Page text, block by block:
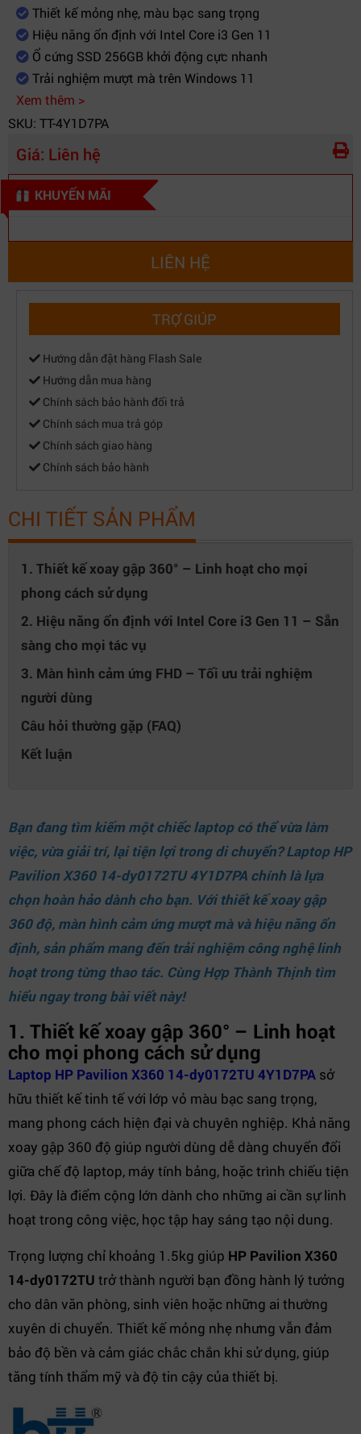
Thiết kế mỏng nhẹ, màu bạc sang trọng
Hiệu năng ổn định với Intel Core i3 Gen 11
Ổ cứng SSD 256GB khởi động cực nhanh
Trải nghiệm mượt mà trên Windows 11
Xem thêm >
SKU: TT-4Y1D7PA
Giá: Liên hệ
KHUYẾN MÃI
LIÊN HỆ
TRỢ GIÚP
Hướng dẫn đặt hàng Flash Sale
Hướng dẫn mua hàng
Chính sách bảo hành đổi trả
Chính sách mua trả góp
Chính sách giao hàng
Chính sách bảo hành
CHI TIẾT SẢN PHẨM
1. Thiết kế xoay gập 360° – Linh hoạt cho mọi
phong cách sử dụng
2. Hiệu năng ổn định với Intel Core i3 Gen 11 – Sẵn
sàng cho mọi tác vụ
3. Màn hình cảm ứng FHD – Tối ưu trải nghiệm
người dùng
Câu hỏi thường gặp (FAQ)
Kết luận
Bạn đang tìm kiếm một chiếc laptop có thể vừa làm
việc, vừa giải trí, lại tiện lợi trong di chuyển? Laptop HP
Pavilion X360 14-dy0172TU 4Y1D7PA chính là lựa
chọn hoàn hảo dành cho bạn. Với thiết kế xoay gập
360 độ, màn hình cảm ứng mượt mà và hiệu năng ổn
định, sản phẩm mang đến trải nghiệm công nghệ linh
hoạt trong từng thao tác. CùngHợp Thành Thịnh tìm
hiểu ngay trong bài viết này!
1. Thiết kế xoay gập 360° – Linh hoạt
cho mọi phong cách sử dụng
Laptop HP Pavilion X360 14-dy0172TU 4Y1D7PA sở
hữu thiết kế tinh tế với lớp vỏ màu bạc sang trọng,
mang phong cách hiện đại và chuyên nghiệp. Khả năng
xoay gập 360 độ giúp người dùng dễ dàng chuyển đổi
giữa chế độ laptop, máy tính bảng, hoặc trình chiếu tiện
lợi. Đây là điểm cộng lớn dành cho những ai cần sự linh
hoạt trong công việc, học tập hay sáng tạo nội dung.
Trọng lượng chỉ khoảng 1.5kg giúp HP Pavilion X360
14-dy0172TU trở thành người bạn đồng hành lý tưởng
cho dân văn phòng, sinh viên hoặc những ai thường
xuyên di chuyển. Thiết kế mỏng nhẹ nhưng vẫn đảm
bảo độ bền và cảm giác chắc chắn khi sử dụng, giúp
tăng tính thẩm mỹ và độ tin cậy của thiết bị.